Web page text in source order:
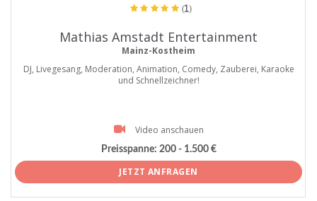
(1)
Mathias Amstadt Entertainment
Mainz-Kostheim
DJ, Livegesang, Moderation, Animation, Comedy, Zauberei, Karaoke
und Schnellzeichner!
Video anschauen
Preisspanne: 200 - 1.500 €
JETZT ANFRAGEN